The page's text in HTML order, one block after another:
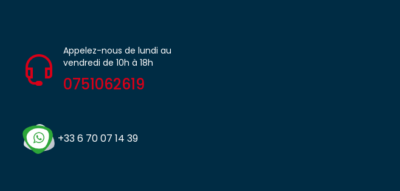
Appelez-nous de lundi au
vendredi de 10h à 18h
0751062619
+33 6 70 07 14 39